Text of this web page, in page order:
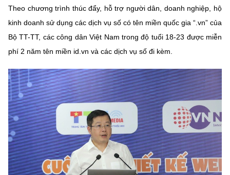
(Ghi rõ nguồn "https://mst.gov.vn" khi phát hành lại thông tin từ
Theo chương trình thúc đẩy, hỗ trợ người dân, doanh nghiệp, hộ
kinh doanh sử dụng các dịch vụ số có tên miền quốc gia “.vn” của
Bộ TT-TT, các công dân Việt Nam trong độ tuổi 18-23 được miễn
phí 2 năm tên miền id.vn và các dịch vụ số đi kèm.